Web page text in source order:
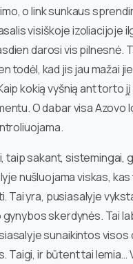
o link sunkaus
visiškoje izoliacijoje
darosi vis pilnesnė.
todėl, kad jis jau mažai
kokią vyšnią ant torto
O dabar visa Azovo
taip sakant, sistemingai,
nušluojama viskas,
Tai yra, pusiasalyje
skerdynės. Tai
sunaikintos visos
Taigi, ir būtent tai lemia…